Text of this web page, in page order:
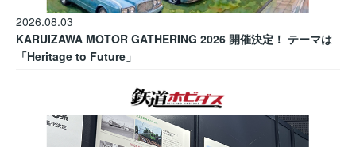
2026.08.03
KARUIZAWA MOTOR GATHERING 2026 開催決定！ テーマは
「Heritage to Future」